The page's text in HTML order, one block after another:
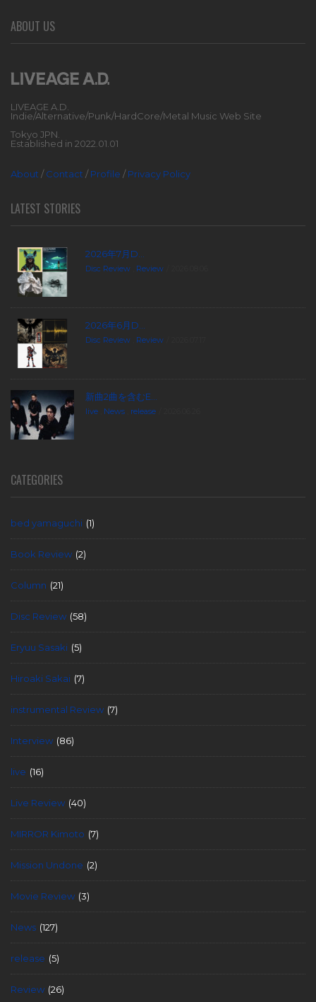
ABOUT US
LIVEAGE A.D.
Indie/Alternative/Punk/HardCore/Metal Music Web Site
Tokyo JPN.
Established in 2022.01.01
About /Contact /Profile /Privacy Policy
LATEST STORIES
2026年7月D...
Disc Review Review
2026年6月D...
Disc Review Review
新曲2曲を含むE...
live News release
CATEGORIES
bed yamaguchi (1)
Book Review (2)
Column (21)
Disc Review (58)
Eryuu Sasaki (5)
Hiroaki Sakai (7)
instrumental Review (7)
Interview (86)
live (16)
Live Review (40)
MIRROR Kimoto (7)
Mission Undone (2)
Movie Review (3)
News (127)
release (5)
Review (26)